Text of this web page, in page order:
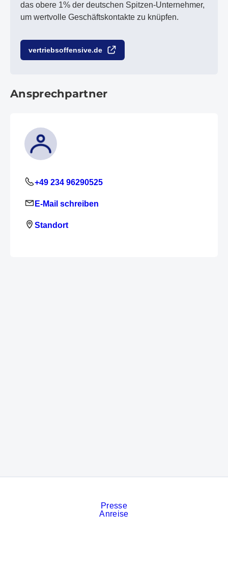
das obere 1% der deutschen Spitzen-Unternehmer,
um wertvolle Geschäftskontakte zu knüpfen.
vertriebsoffensive.de
Ansprechpartner
+49 234 96290525
E-Mail schreiben
Standort
Presse
Anreise